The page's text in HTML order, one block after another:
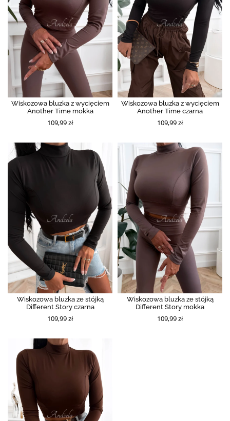
Wiskozowa bluzka z wycięciem
Another Time mokka
109,99 zł
Wiskozowa bluzka z wycięciem
Another Time czarna
109,99 zł
Wiskozowa bluzka ze stójką
Different Story czarna
109,99 zł
Wiskozowa bluzka ze stójką
Different Story mokka
109,99 zł